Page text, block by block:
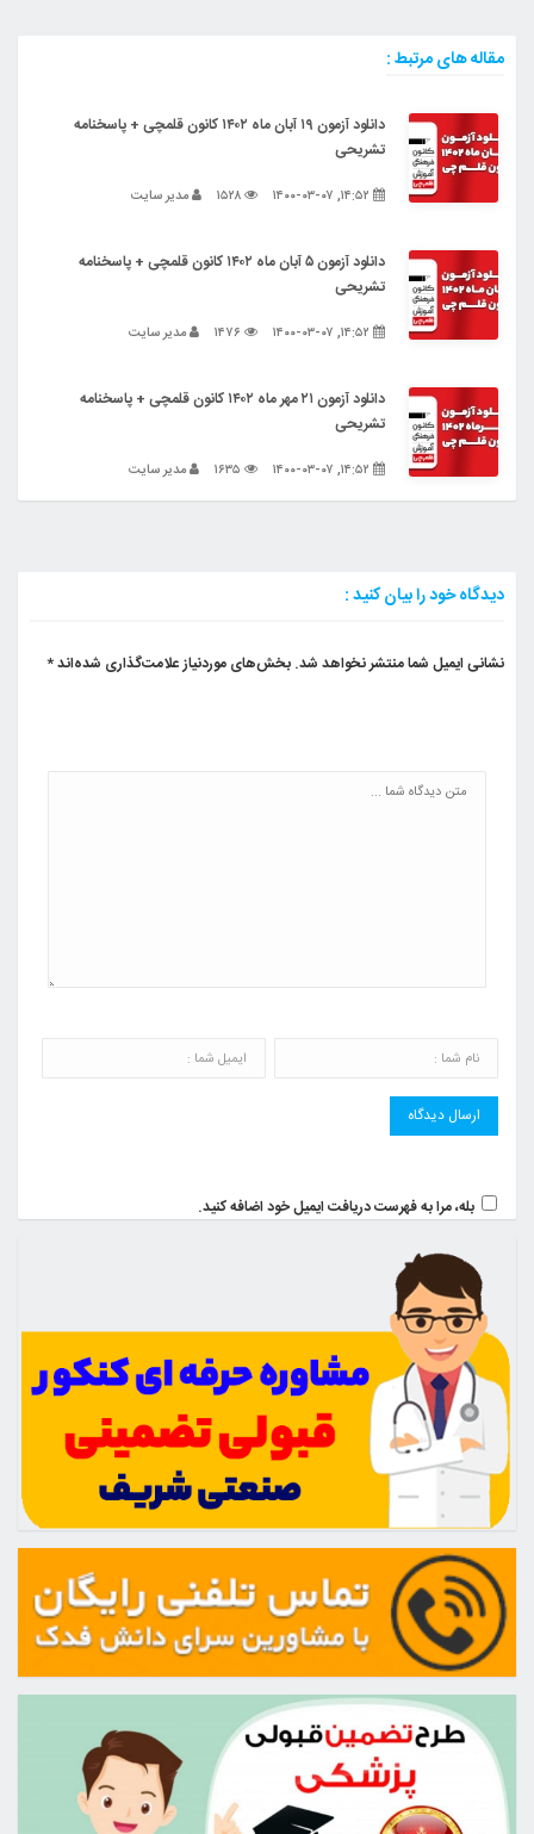
مقاله های مرتبط :
دانلود آزمون ۱۹ آبان ماه ۱۴۰۲ کانون قلمچی + پاسخنامه
تشریحی
مدیر سایت
دانلود آزمون ۵ آبان ماه ۱۴۰۲ کانون قلمچی + پاسخنامه
تشریحی
مدیر سایت
دانلود آزمون ۲۱ مهر ماه ۱۴۰۲ کانون قلمچی + پاسخنامه
تشریحی
مدیر سایت
دیدگاه خود را بیان کنید :
نشانی ایمیل شما منتشر نخواهد شد. بخش‌های موردنیاز علامت‌گذاری شده‌اند*
بله، مرا به فهرست دریافت ایمیل خود اضافه کنید.